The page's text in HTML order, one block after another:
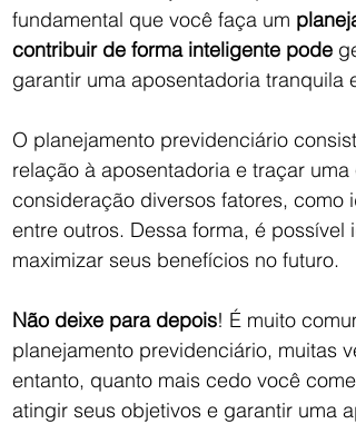
fundamental que você faça um
contribuir de forma inteligente pode
garantir uma aposentadoria tranquila
O planejamento previdenciário
relação à aposentadoria e traçar uma
consideração diversos fatores,
entre outros. Dessa forma, é
maximizar seus benefícios no futuro.
Não deixe para depois! É muito
planejamento previdenciário, muitas
entanto, quanto mais cedo você
atingir seus objetivos e garantir uma